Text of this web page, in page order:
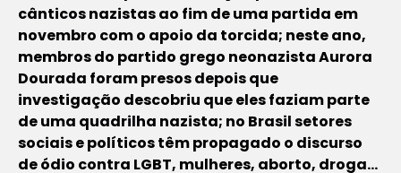
cânticos nazistas ao fim de uma partida em
novembro com o apoio da torcida; neste ano,
membros do partido grego neonazista Aurora
Dourada foram presos depois que
investigação descobriu que eles faziam parte
de uma quadrilha nazista; no Brasil setores
sociais e políticos têm propagado o discurso
de ódio contra LGBT, mulheres, aborto, droga…